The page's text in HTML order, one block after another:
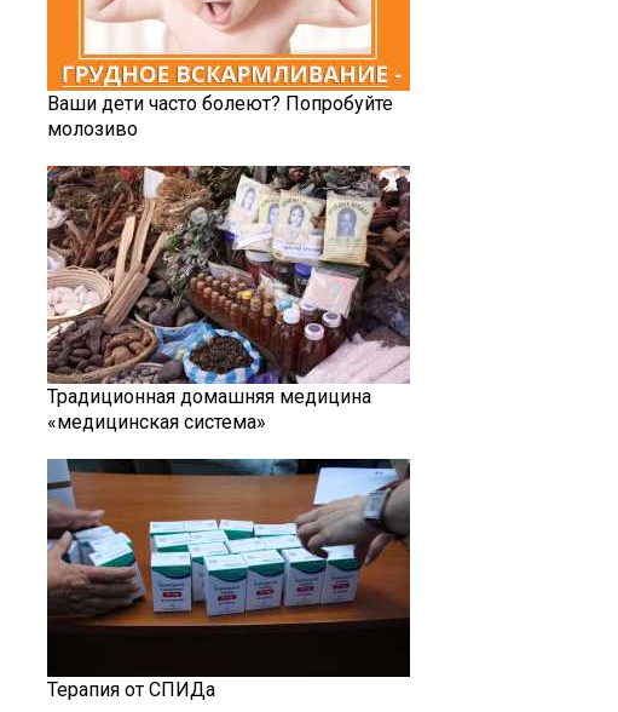
Ваши дети часто болеют? Попробуйте
молозиво
Традиционная домашняя медицина
«медицинская система»
Терапия от СПИДа